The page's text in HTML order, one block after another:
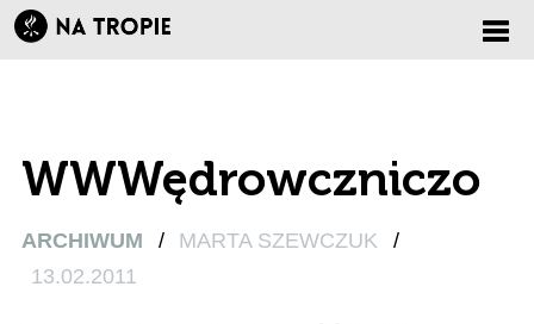
WWWędrowczniczo
ARCHIWUM / MARTA SZEWCZUK
/
13.02.2011